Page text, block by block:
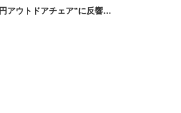
円アウトドアチェア”に反響